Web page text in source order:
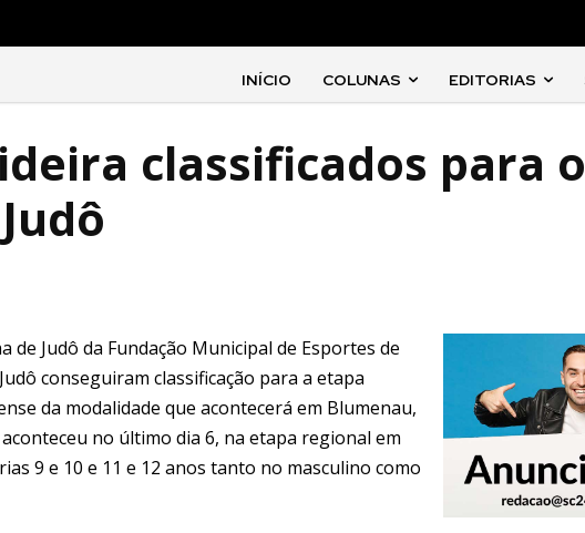
INÍCIO COLUNAS EDITORIAS
classificados para o
de Judô da Fundação Municipal de Esportes de
conseguiram classificação para a etapa
da modalidade que acontecerá em Blumenau,
no último dia 6, na etapa regional em
9 e 10 e 11 e 12 anos tanto no masculino como